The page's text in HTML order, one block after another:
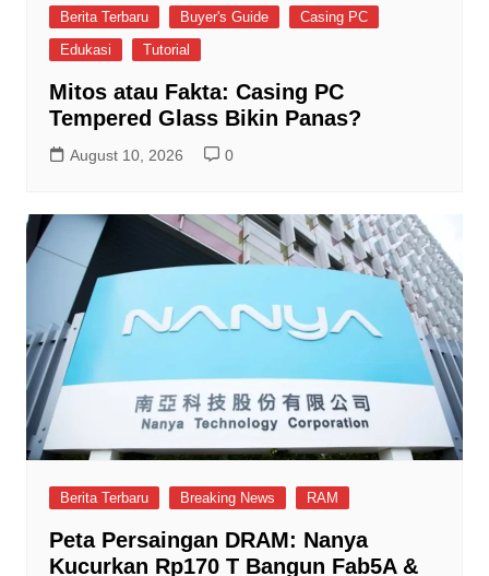
Berita Terbaru Buyer's Guide
Casing PC
Edukasi
Tutorial
Mitos atau Fakta: Casing PC
Tempered Glass Bikin Panas?
August 10, 2026 0
Berita Terbaru Breaking News RAM
Peta Persaingan DRAM: Nanya
Kucurkan Rp170 T Bangun Fab5A &